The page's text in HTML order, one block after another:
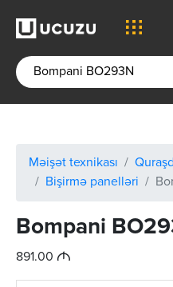
Məişət texnikası
Bişirmə panelləri
Bompani
891.00 M